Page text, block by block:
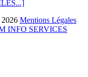
Mentions Légales
INFO SERVICES